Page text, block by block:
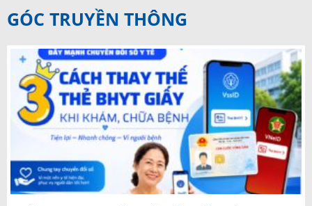
GÓC TRUYỀN THÔNG